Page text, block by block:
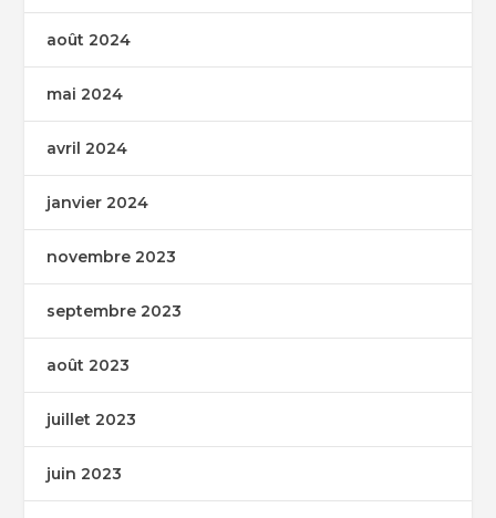
août 2024
mai 2024
avril 2024
janvier 2024
novembre 2023
septembre 2023
août 2023
juillet 2023
juin 2023